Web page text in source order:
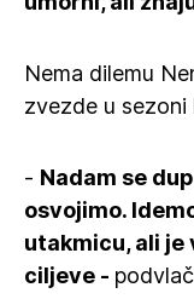
Nema dilemu
zvezde u sezoni
- Nadam se
osvojimo.
utakmicu, ali je
ciljeve -